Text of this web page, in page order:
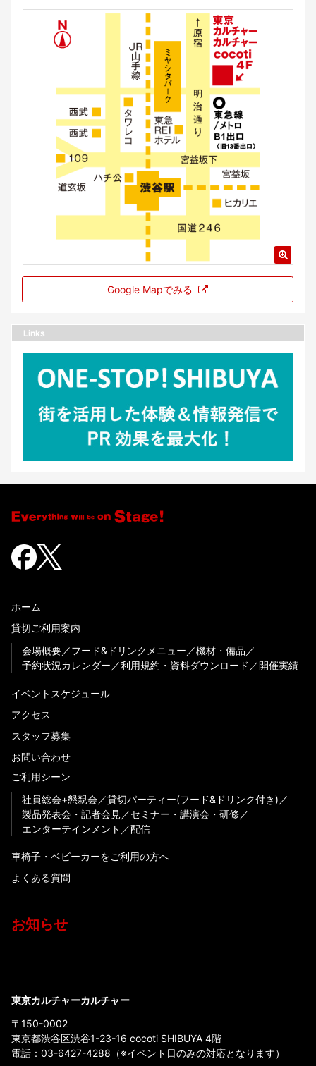
Google Mapでみる
Links
ホーム
貸切ご利用案内
会場概要
フード&ドリンクメニュー
機材・備品
予約状況カレンダー
利用規約・資料ダウンロード 開催実績
イベントスケジュール
アクセス
スタッフ募集
お問い合わせ
ご利用シーン
社員総会+懇親会
貸切パーティー(フード&ドリンク付き)
製品発表会・記者会見
セミナー・講演会・研修
エンターテインメント
配信
車椅子・ベビーカーをご利用の方へ
よくある質問
お知らせ
東京カルチャーカルチャー
〒150-0002
東京都渋谷区渋谷1-23-16 cocoti SHIBUYA 4階
電話： 03-6427-4288 （※イベント日のみの対応となります）